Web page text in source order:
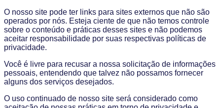
O nosso site pode ter links para sites externos que não são
operados por nós. Esteja ciente de que não temos controle
sobre o conteúdo e práticas desses sites e não podemos
aceitar responsabilidade por suas respectivas políticas de
privacidade.
Você é livre para recusar a nossa solicitação de informações
pessoais, entendendo que talvez não possamos fornecer
alguns dos serviços desejados.
O uso continuado de nosso site será considerado como